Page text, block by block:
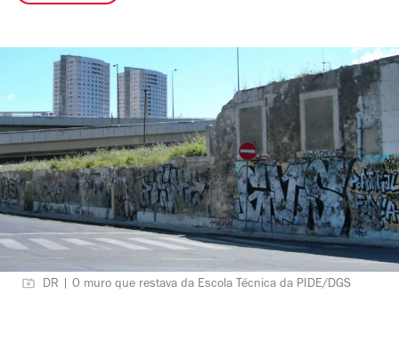
DR | O muro que restava da Escola Técnica da PIDE/DGS